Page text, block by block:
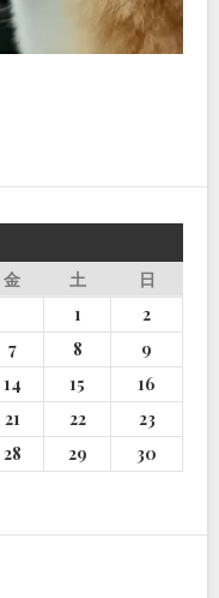
金 土
日
1
2
7 8
9
14 15
16
21 22
23
28 29
30